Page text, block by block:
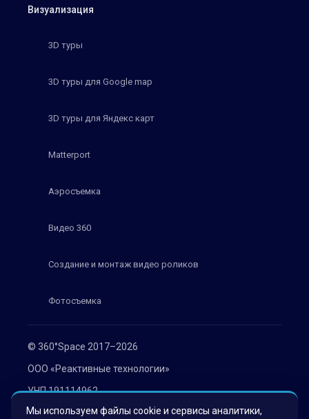
© 360°Space 2017–2026
ООО «Реактивные технологии»
УНП 191114962
г. Минск, ул. Мележа 1, офис 402
Визуализация
3D туры
3D туры для Google map
3D туры для Яндекс карт
Matterport
Аэросъемка
Видео 360
Создание и монтаж видео роликов
Фотосъемка
Мы используем файлы cookie и сервисы аналитики,